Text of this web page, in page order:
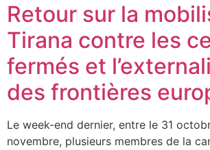
Retour sur la
Tirana contre les
fermés et
des frontières
Le week-end dernier, entre le 31
novembre, plusieurs membres de la